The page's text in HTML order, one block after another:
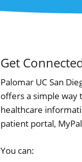
Get
Palomar UC San
offers a simple way
healthcare
patient portal,
You can: